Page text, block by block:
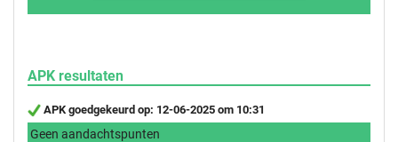
APK resultaten
APK goedgekeurd op: 12-06-2025 om 10:31
Geen aandachtspunten